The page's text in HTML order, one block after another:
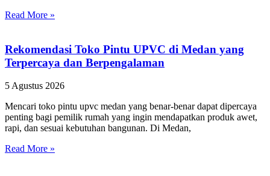
Read More »
Rekomendasi Toko Pintu UPVC di Medan yang
Terpercaya dan Berpengalaman
5 Agustus 2026
Mencari toko pintu upvc medan yang benar-benar dapat dipercaya
penting bagi pemilik rumah yang ingin mendapatkan produk awet,
rapi, dan sesuai kebutuhan bangunan. Di Medan,
Read More »